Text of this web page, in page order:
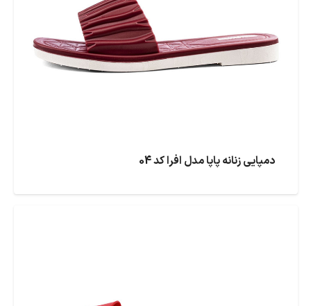
دمپایی زنانه پاپا مدل افرا کد 04